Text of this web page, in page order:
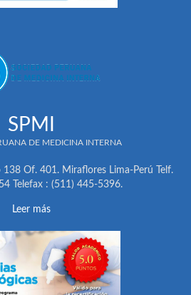
SPMI
DE MEDICINA INTERNA
138 Of. 401. Miraflores Lima-Perú Telf.
Telefax : (511) 445-5396.
Leer más